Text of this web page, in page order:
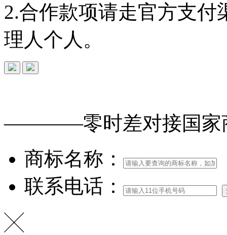
2.合作款项请走官方支
理人个人。
————零时差对接国
商标名称：
联系电话：
╳